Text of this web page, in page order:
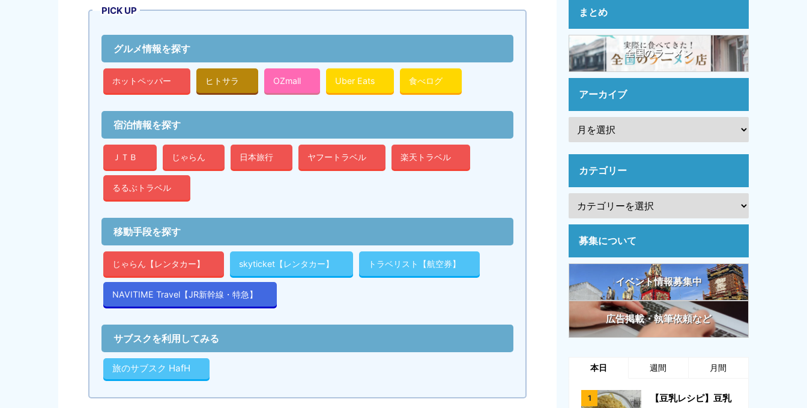
PICK UP
グルメ情報を探す
ホットペッパー ヒトサラ OZmall Uber Eats 食べログ
宿泊情報を探す
ＪＴＢ じゃらん 日本旅行 ヤフートラベル 楽天トラベル
るるぶトラベル
移動手段を探す
じゃらん【レンタカー】 skyticket【レンタカー】 トラベリスト【航空券】
NAVITIME Travel【JR新幹線・特急】
サブスクを利用してみる
旅のサブスク HafH
まとめ
全国のラーメン
アーカイブ
カテゴリー
募集について
イベント情報募集中
広告掲載・執筆依頼など
本日 週間 月間
【豆乳レシピ】豆乳